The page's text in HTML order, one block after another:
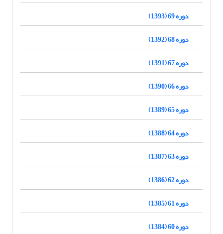
دوره 69 (1393)
دوره 68 (1392)
دوره 67 (1391)
دوره 66 (1390)
دوره 65 (1389)
دوره 64 (1388)
دوره 63 (1387)
دوره 62 (1386)
دوره 61 (1385)
دوره 60 (1384)